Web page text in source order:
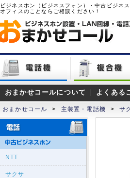
ビジネスホン（ビジネスフォン）・中古ビジネ
オフィスのことならご相談ください！
おまかせコールについて よくある
おまかせコール > 主装置・電話機 > サ
NTT
サクサ